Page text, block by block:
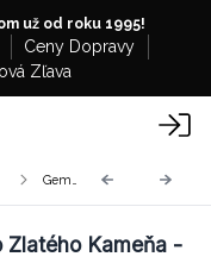
už od roku 1995!
Ceny Dopravy
Zľava
Zlatého Kameňa -